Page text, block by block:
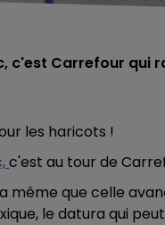
c'est Carrefour qui
les haricots !
c'est au tour de
même que celle
le datura qui